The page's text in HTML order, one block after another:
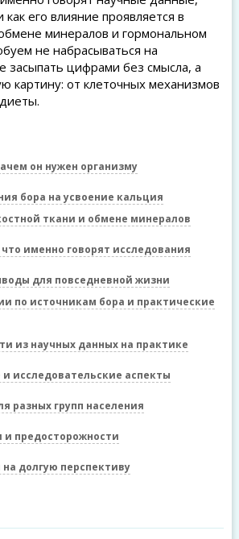
его влияние проявляется в
минералов и гормональном
не набрасываться на
засыпать цифрами без смысла, а
картину: от клеточных механизмов
он нужен организму
бора на усвоение кальция
ткани и обмене минералов
именно говорят исследования
для повседневной жизни
по источникам бора и практические
из научных данных на практике
и исследовательские аспекты
разных групп населения
предосторожности
долгую перспективу